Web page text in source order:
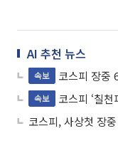
AI 추천 뉴스
속보 코스피 장중
속보
코스피 ‘칠
코스피, 사상첫 장